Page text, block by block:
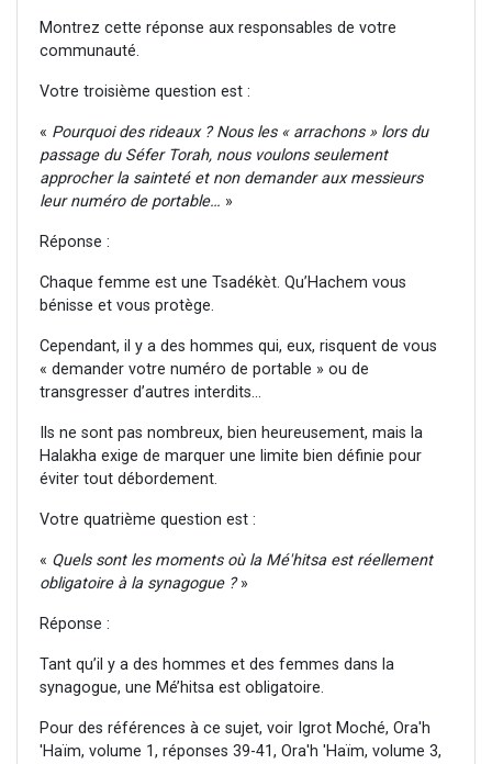
Montrez cette réponse aux responsables de votre
communauté.
Votre troisième question est :
« Pourquoi des rideaux ? Nous les « arrachons » lors du
passage du Séfer Torah, nous voulons seulement
approcher la sainteté et non demander aux messieurs
leur numéro de portable… »
Réponse :
Chaque femme est une Tsadékèt. Qu’Hachem vous
bénisse et vous protège.
Cependant, il y a des hommes qui, eux, risquent de vous
« demander votre numéro de portable » ou de
transgresser d’autres interdits…
Ils ne sont pas nombreux, bien heureusement, mais la
Halakha exige de marquer une limite bien définie pour
éviter tout débordement.
Votre quatrième question est :
« Quels sont les moments où la Mé'hitsa est réellement
obligatoire à la synagogue ?»
Réponse :
Tant qu’il y a des hommes et des femmes dans la
synagogue, une Mé’hitsa est obligatoire.
Pour des références à ce sujet, voir Igrot Moché, Ora'h
'Haïm, volume 1, réponses 39-41, Ora'h 'Haïm, volume 3,